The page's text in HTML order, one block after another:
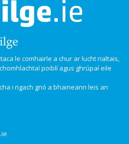
le comhairle a chur ar lucht rialtais,
poiblí agus ghrúpaí eile
i ngach gnó a bhaineann leis an